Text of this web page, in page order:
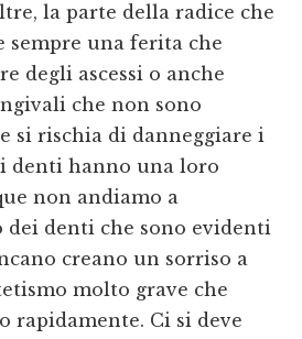
la parte della radice che
sempre una ferita che
degli ascessi o anche
che non sono
si rischia di danneggiare i
denti hanno una loro
non andiamo a
dei denti che sono evidenti
creano un sorriso a
molto grave che
rapidamente. Ci si deve